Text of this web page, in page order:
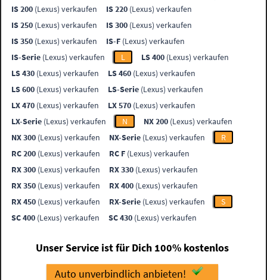
IS 200 (Lexus) verkaufen IS 220 (Lexus) verkaufen
IS 250 (Lexus) verkaufen IS 300 (Lexus) verkaufen
IS 350 (Lexus) verkaufen IS-F (Lexus) verkaufen
IS-Serie (Lexus) verkaufen L LS 400 (Lexus) verkaufen
LS 430 (Lexus) verkaufen LS 460 (Lexus) verkaufen
LS 600 (Lexus) verkaufen LS-Serie (Lexus) verkaufen
LX 470 (Lexus) verkaufen LX 570 (Lexus) verkaufen
LX-Serie (Lexus) verkaufen N NX 200 (Lexus) verkaufen
NX 300 (Lexus) verkaufen NX-Serie (Lexus) verkaufen
R
RC 200 (Lexus) verkaufen RC F (Lexus) verkaufen
RX 300 (Lexus) verkaufen RX 330 (Lexus) verkaufen
RX 350 (Lexus) verkaufen RX 400 (Lexus) verkaufen
RX 450 (Lexus) verkaufen RX-Serie (Lexus) verkaufen
S
SC 400 (Lexus) verkaufen SC 430 (Lexus) verkaufen
Unser Service ist für Dich 100% kostenlos
Auto unverbindlich anbieten!